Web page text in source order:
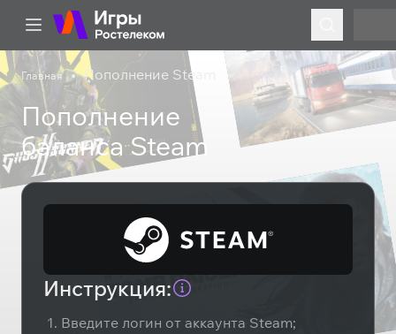
Главная Пополнение Steam
Пополнение
баланса Steam
Инструкция:
Введите логин от аккаунта Steam;